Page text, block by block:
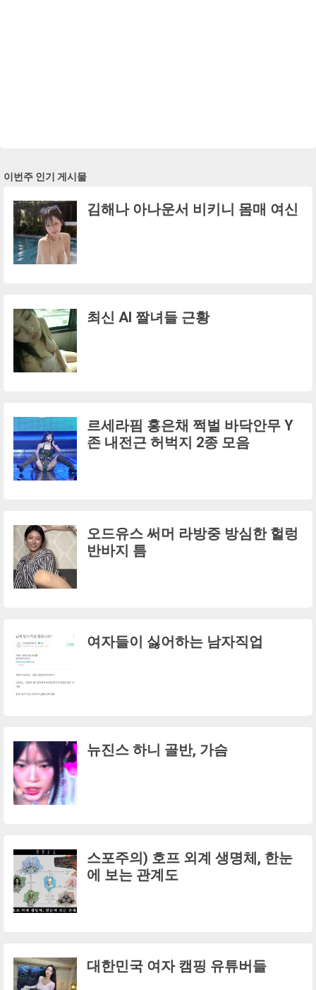
이번주 인기 게시물
김해나 아나운서 비키니 몸매 여신
최신 AI 짤녀들 근황
르세라핌 홍은채 쩍벌 바닥안무 Y
존 내전근 허벅지 2종 모음
오드유스 써머 라방중 방심한 헐렁
반바지 틈
여자들이 싫어하는 남자직업
뉴진스 하니 골반, 가슴
스포주의) 호프 외계 생명체, 한눈
에 보는 관계도
대한민국 여자 캠핑 유튜버들